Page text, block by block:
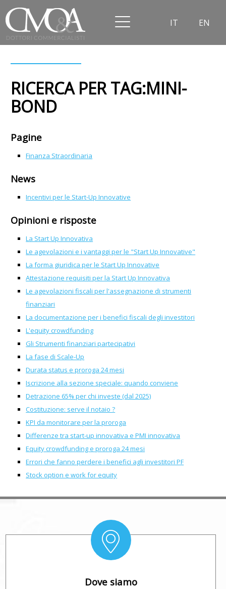
IT EN
RICERCA PER TAG:MINI-
BOND
Pagine
Finanza Straordinaria
News
Incentivi per le Start-Up Innovative
Opinioni e risposte
La Start Up Innovativa
Le agevolazioni e i vantaggi per le "Start Up Innovative"
La forma giuridica per le Start Up Innovative
Attestazione requisiti per la Start Up Innovativa
Le agevolazioni fiscali per l'assegnazione di strumenti
finanziari
La documentazione per i benefici fiscali degli investitori
L'equity crowdfunding
Gli Strumenti finanziari partecipativi
La fase di Scale-Up
Durata status e proroga 24 mesi
Iscrizione alla sezione speciale: quando conviene
Detrazione 65% per chi investe (dal 2025)
Costituzione: serve il notaio ?
KPI da monitorare per la proroga
Differenze tra start-up innovativa e PMI innovativa
Equity crowdfunding e proroga 24 mesi
Errori che fanno perdere i benefici agli investitori PF
Stock option e work for equity
Dove siamo